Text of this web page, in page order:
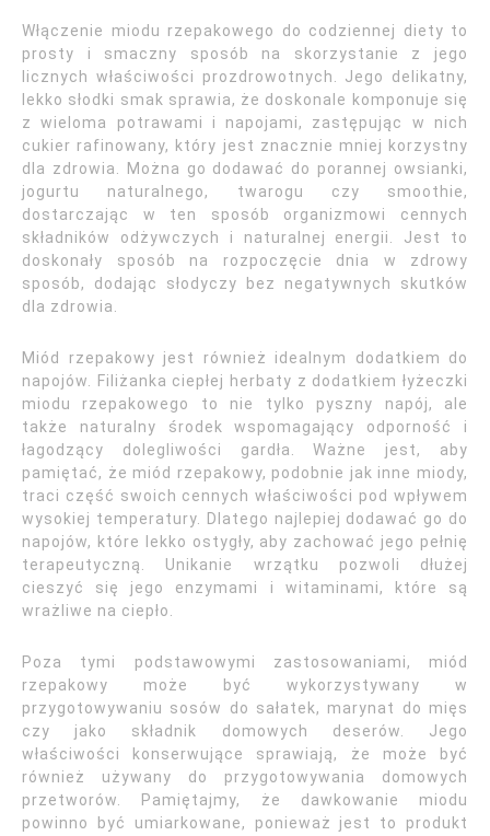
Włączenie miodu rzepakowego do codziennej diety to
prosty i smaczny sposób na skorzystanie z jego
licznych właściwości prozdrowotnych. Jego delikatny,
lekko słodki smak sprawia, że doskonale komponuje się
z wieloma potrawami i napojami, zastępując w nich
cukier rafinowany, który jest znacznie mniej korzystny
dla zdrowia. Można go dodawać do porannej owsianki,
jogurtu naturalnego, twarogu czy smoothie,
dostarczając w ten sposób organizmowi cennych
składników odżywczych i naturalnej energii. Jest to
doskonały sposób na rozpoczęcie dnia w zdrowy
sposób, dodając słodyczy bez negatywnych skutków
dla zdrowia.
Miód rzepakowy jest również idealnym dodatkiem do
napojów. Filiżanka ciepłej herbaty z dodatkiem łyżeczki
miodu rzepakowego to nie tylko pyszny napój, ale
także naturalny środek wspomagający odporność i
łagodzący dolegliwości gardła. Ważne jest, aby
pamiętać, że miód rzepakowy, podobnie jak inne miody,
traci część swoich cennych właściwości pod wpływem
wysokiej temperatury. Dlatego najlepiej dodawać go do
napojów, które lekko ostygły, aby zachować jego pełnię
terapeutyczną. Unikanie wrzątku pozwoli dłużej
cieszyć się jego enzymami i witaminami, które są
wrażliwe na ciepło.
Poza tymi podstawowymi zastosowaniami, miód
rzepakowy może być wykorzystywany w
przygotowywaniu sosów do sałatek, marynat do mięs
czy jako składnik domowych deserów. Jego
właściwości konserwujące sprawiają, że może być
również używany do przygotowywania domowych
przetworów. Pamiętajmy, że dawkowanie miodu
powinno być umiarkowane, ponieważ jest to produkt